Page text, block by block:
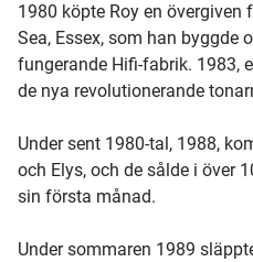
1980 köpte Roy en
Sea, Essex, som han byggde
fungerande Hifi-fabrik. 1983,
de nya revolutionerande
Under sent 1980-tal, 1988,
och Elys, och de sålde i över
sin första månad.
Under sommaren 1989